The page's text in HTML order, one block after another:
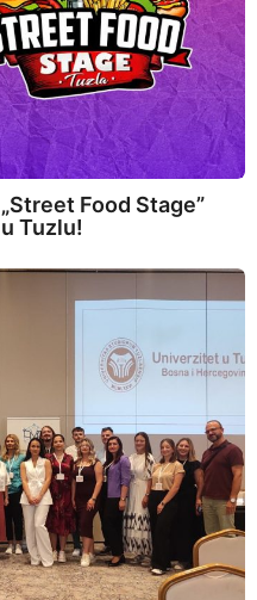
Food Stage”
Tuzlu!